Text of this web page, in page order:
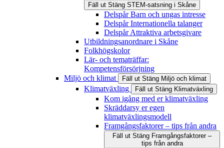
Fäll ut Stäng STEM-satsning i Skåne
Delspår Barn och ungas intresse
Delspår Internationella talanger
Delspår Attraktiva arbetsgivare
Utbildningsanordnare i Skåne
Folkhögskolor
Lär- och tematräffar:
Kompetensförsörjning
Miljö och klimat
Fäll ut Stäng Miljö och klimat
Klimatväxling Fäll ut Stäng Klimatväxling
Kom igång med er klimatväxling
Skräddarsy er egen
klimatväxlingsmodell
Framgångsfaktorer – tips från andra
Fäll ut Stäng Framgångsfaktorer –
tips från andra